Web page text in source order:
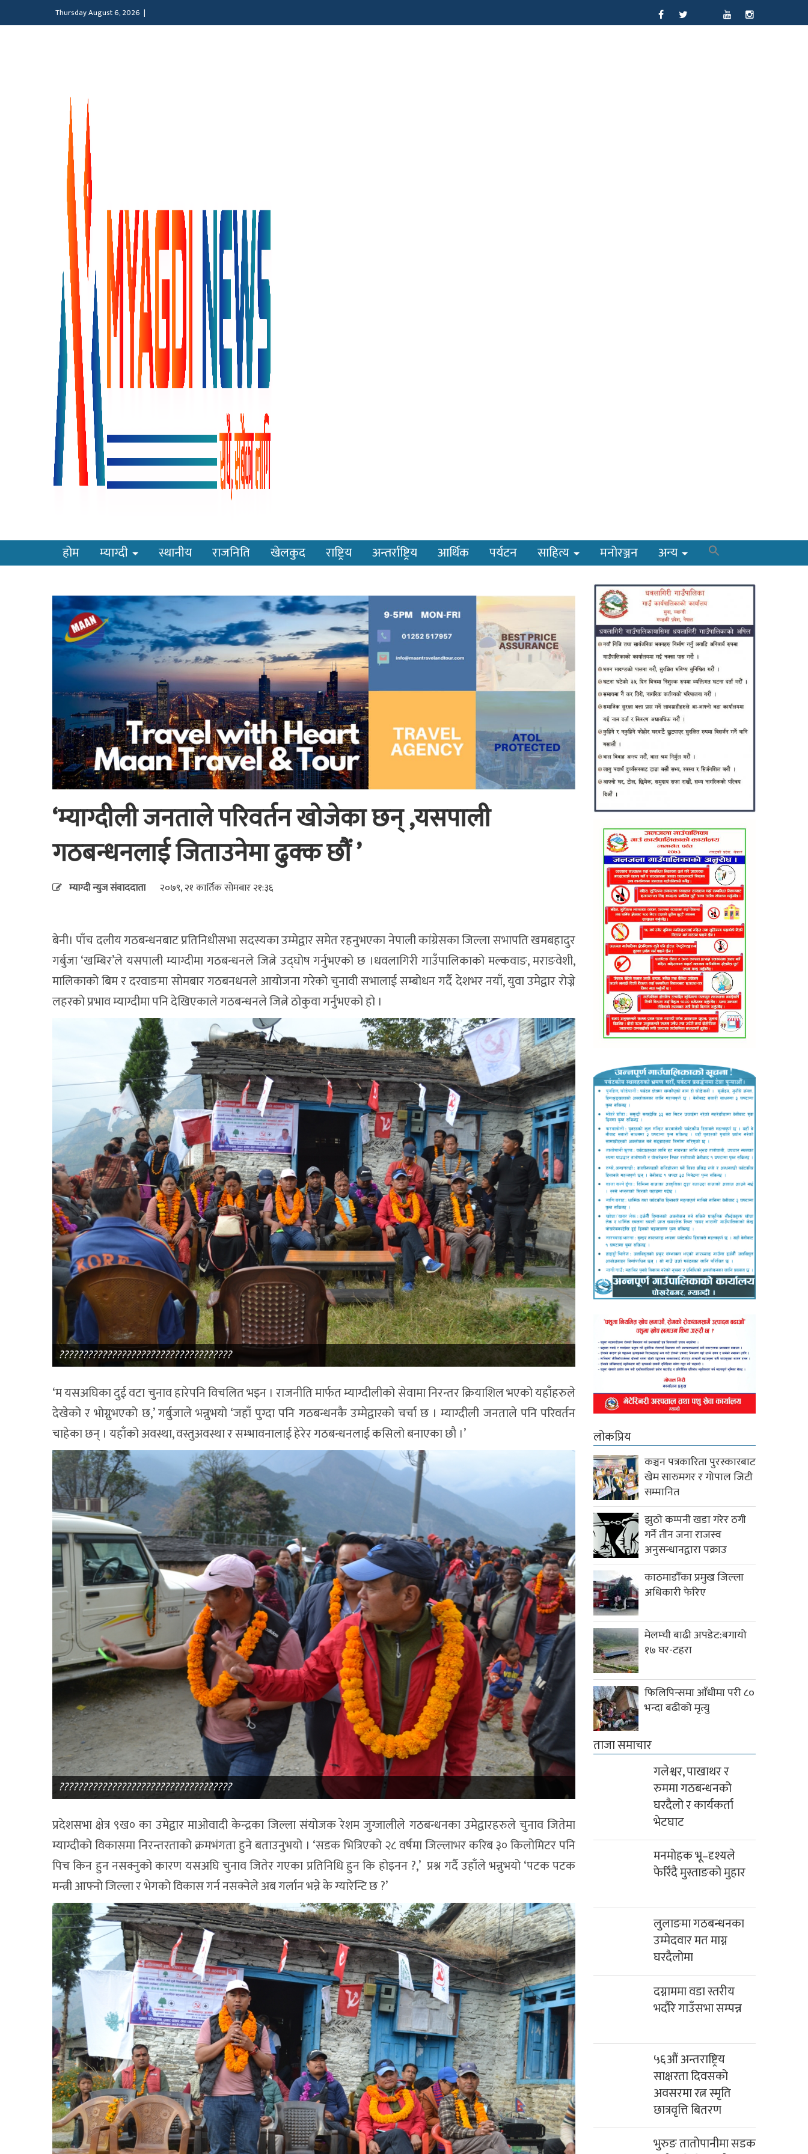
Thursday August 6, 2026 |
होम म्याग्दी स्थानीय राजनिति खेलकुद राष्ट्रिय अन्तर्राष्ट्रिय आर्थिक पर्यटन साहित्य मनोरञ्जन अन्य
‘म्याग्दीली जनताले परिवर्तन खोजेका छन् ,यसपाली
गठबन्धनलाई जिताउनेमा ढुक्क छौं ’
म्याग्दी न्युज संवाददाता २०७९, २१ कार्तिक सोमबार २१:३६
बेनी। पाँच दलीय गठबन्धनबाट प्रतिनिधीसभा सदस्यका उम्मेद्वार समेत रहनुभएका नेपाली कांग्रेसका जिल्ला सभापति खमबहादुर
गर्बुजा ‘खम्बिर’ले यसपाली म्याग्दीमा गठबन्धनले जित्ने उद्घोष गर्नुभएको छ ।धवलागिरी गाउँपालिकाको मल्कवाङ, मराङवेशी,
मालिकाको बिम र दरवाङमा सोमबार गठबनधनले आयोजना गरेको चुनावी सभालाई सम्बोधन गर्दै देशभर नयाँ, युवा उमेद्वार रोज्ने
लहरको प्रभाव म्याग्दीमा पनि देखिएकाले गठबन्धनले जित्ने ठोकुवा गर्नुभएको हो ।
????????????????????????????????????
‘म यसअघिका दुई वटा चुनाव हारेपनि विचलित भइन । राजनीति मार्फत म्याग्दीलीको सेवामा निरन्तर क्रियाशिल भएको यहाँहरुले
देखेको र भोग्नुभएको छ,’ गर्बुजाले भन्नुभयो ‘जहाँ पुग्दा पनि गठबन्धनकै उम्मेद्वारको चर्चा छ । म्याग्दीली जनताले पनि परिवर्तन
चाहेका छन् । यहाँको अवस्था, वस्तुअवस्था र सम्भावनालाई हेरेर गठबन्धनलाई कसिलो बनाएका छौ ।’
????????????????????????????????????
प्रदेशसभा क्षेत्र ९ख० का उमेद्वार माओवादी केन्द्रका जिल्ला संयोजक रेशम जुग्जालीले गठबन्धनका उमेद्वारहरुले चुनाव जितेमा
म्याग्दीको विकासमा निरन्तरताको क्रमभंगता हुने बताउनुभयो । ‘सडक भित्रिएको २८ वर्षमा जिल्लाभर करिब ३० किलोमिटर पनि
पिच किन हुन नसक्नुको कारण यसअघि चुनाव जितेर गएका प्रतिनिधि हुन कि होइनन ?,’ प्रश्न गर्दै उहाँले भन्नुभयो ‘पटक पटक
मन्त्री आफ्नो जिल्ला र भेगको विकास गर्न नसक्नेले अब गर्लान भन्ने के ग्यारेन्टि छ ?’
लोकप्रिय
कञ्चन पत्रकारिता पुरस्कारबाट
खेम सारुमगर र गोपाल जिटी
सम्मानित
झुठो कम्पनी खडा गरेर ठगी
गर्ने तीन जना राजस्व
अनुसन्धानद्वारा पक्राउ
काठमाडौँका प्रमुख जिल्ला
अधिकारी फेरिए
मेलम्ची बाढी अपडेट:बगायो
१७ घर-टहरा
फिलिपिन्समा आँधीमा परी ८०
भन्दा बढीको मृत्यु
ताजा समाचार
गलेश्वर, पाखाथर र
रुममा गठबन्धनको
घरदैलो र कार्यकर्ता
भेटघाट
मनमोहक भू–दृश्यले
फेरिँदै मुस्ताङको मुहार
लुलाङमा गठबन्धनका
उम्मेदवार मत माग्न
घरदैलोमा
दग्नाममा वडा स्तरीय
भदौरे गाउँसभा सम्पन्न
५६औं अन्तराष्ट्रिय
साक्षरता दिवसको
अवसरमा रत्न स्मृति
छात्रवृत्ति बितरण
भुरुङ तातोपानीमा सडक